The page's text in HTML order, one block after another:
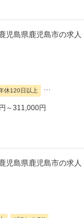
児島県鹿児島市の求人
休120日以上 ...
～311,000円
児島県鹿児島市の求人